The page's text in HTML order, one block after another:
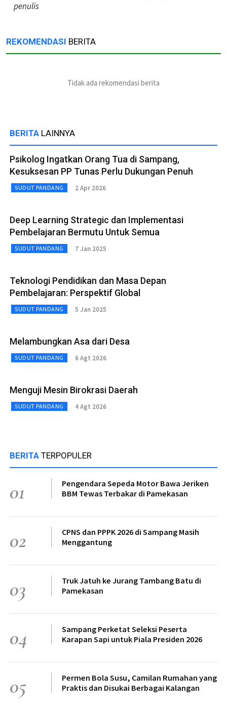
penulis
REKOMENDASI BERITA
Tidak ada rekomendasi berita
BERITA LAINNYA
Psikolog Ingatkan Orang Tua di Sampang,
Kesuksesan PP Tunas Perlu Dukungan Penuh
SUDUT PANDANG 2 Apr 2026
Deep Learning Strategic dan Implementasi
Pembelajaran Bermutu Untuk Semua
SUDUT PANDANG 7 Jan 2025
Teknologi Pendidikan dan Masa Depan
Pembelajaran: Perspektif Global
SUDUT PANDANG 5 Jan 2025
Melambungkan Asa dari Desa
SUDUT PANDANG 6 Agt 2026
Menguji Mesin Birokrasi Daerah
SUDUT PANDANG 4 Agt 2026
BERITA TERPOPULER
01
Pengendara Sepeda Motor Bawa Jeriken
BBM Tewas Terbakar di Pamekasan
02
CPNS dan PPPK 2026 di Sampang Masih
Menggantung
03
Truk Jatuh ke Jurang Tambang Batu di
Pamekasan
04
Sampang Perketat Seleksi Peserta
Karapan Sapi untuk Piala Presiden 2026
05
Permen Bola Susu, Camilan Rumahan yang
Praktis dan Disukai Berbagai Kalangan